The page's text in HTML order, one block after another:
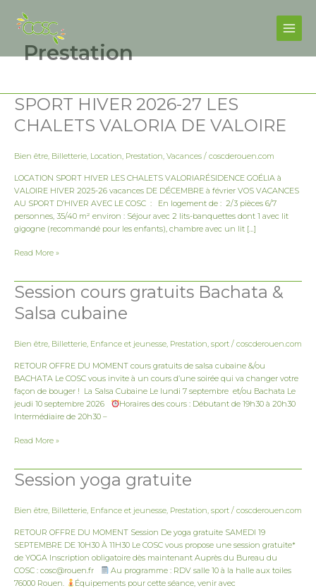
content
Menu
Prestation
SPORT HIVER 2026-27 LES
CHALETS VALORIA DE VALOIRE
Bien être, Billetterie, Location, Prestation, Vacances / coscderouen.com
LOCATION SPORT HIVER LES CHALETS VALORIARÉSIDENCE GOÉLIA à
VALOIRE HIVER 2025-26 vacances DE DÉCEMBRE à février VOS VACANCES
AU SPORT D’HIVER AVEC LE COSC : En logement de : 2/3 pièces 6/7
personnes, 35/40 m² environ : Séjour avec 2 lits-banquettes dont 1 avec lit
gigogne (recommandé pour les enfants), chambre avec un lit […]
SPORT
HIVER
2026-
CHALETS
VALORIA
DE
VALOIRE
Read More »
Session cours gratuits Bachata &
Salsa cubaine
Bien être, Billetterie, Enfance et jeunesse, Prestation, sport / coscderouen.com
RETOUR OFFRE DU MOMENT cours gratuits de salsa cubaine &/ou
BACHATA Le COSC vous invite à un cours d’une soirée qui va changer votre
façon de bouger ! La Salsa Cubaine Le lundi 7 septembre et/ou Bachata Le
jeudi 10 septembre 2026
Horaires des cours : Débutant de 19h30 à 20h30
Intermédiaire de 20h30 –
Session
cours
gratuits
cubaine
Read More »
Session yoga gratuite
Bien être, Billetterie, Enfance et jeunesse, Prestation, sport / coscderouen.com
RETOUR OFFRE DU MOMENT Session De yoga gratuite SAMEDI 19
SEPTEMBRE DE 10H30 À 11H30 Le COSC vous propose une session gratuite*
de YOGA Inscription obligatoire dès maintenant Auprès du Bureau du
COSC : cosc@rouen.fr
Au programme : RDV salle 10 à la halle aux toiles
76000 Rouen.
Équipements pour cette séance, venir avec
Session
yoga
pagination